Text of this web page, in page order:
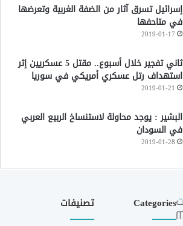
إسرائيل تسرق آثار من الضفة الغربية وتعرضها
في متاحفها
2019-01-17
ثاني تفجير خلال أسبوع.. مقتل 5 عسكريين إثر
استهداف رتل عسكري أمريكي في سوريا
2019-01-21
البشير : يوجد محاولة لاستنساخ الربيع العربي
في السودان
2019-01-28
Categories تصنيفات